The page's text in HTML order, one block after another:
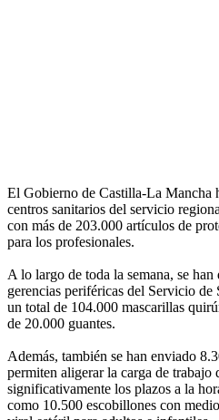
El Gobierno de Castilla-La Mancha
centros sanitarios del servicio
con más de 203.000 artículos de
para los profesionales.
A lo largo de toda la semana, se
gerencias periféricas del Servicio
un total de 104.000 mascarillas
de 20.000 guantes.
Además, también se han enviado
permiten aligerar la carga de trabajo
significativamente los plazos a la
como 10.500 escobillones con